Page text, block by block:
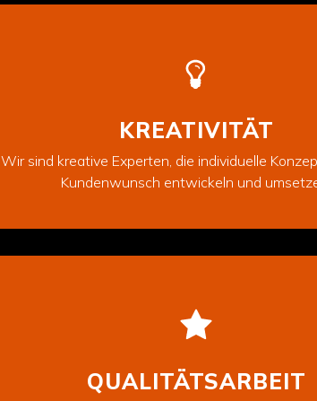
KREATIVITÄT
Wir sind kreative Experten, die individuelle
Kundenwunsch entwickeln und
QUALITÄTSARBEIT